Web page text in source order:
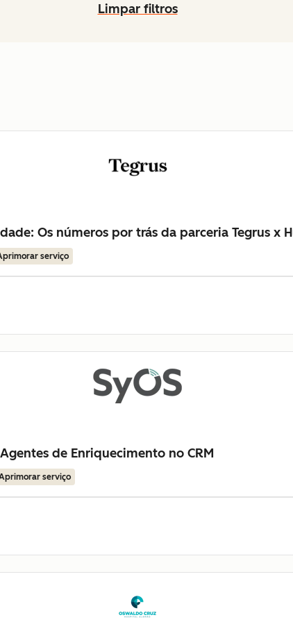
Limpar filtros
Os números por trás da parceria Tegrus x
serviço
de Enriquecimento no CRM
serviço